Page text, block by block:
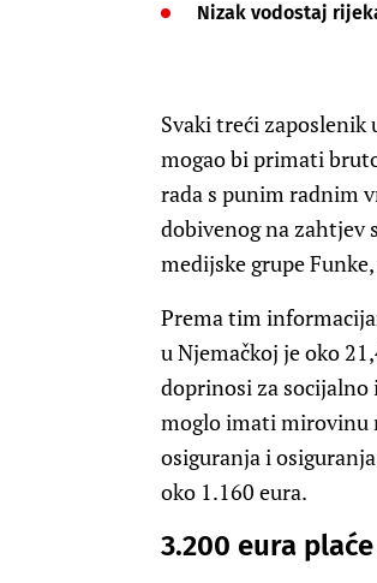
Nizak vodostaj
Svaki treći
mogao bi primati
rada s punim radnim
dobivenog na zahtjev
medijske grupe
Prema tim
u Njemačkoj je oko
doprinosi za
moglo imati mirovinu
osiguranja i
oko 1.160 eura.
3.200 eura